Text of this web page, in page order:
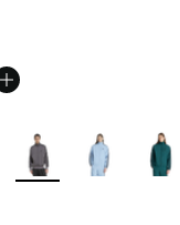
Plus de couleurs